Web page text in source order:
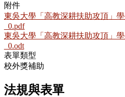
附件
東吳大學「高教深耕扶助攻頂」
_0.pdf
東吳大學「高教深耕扶助攻頂」
_0.odt
表單類型
校外獎補助
法規與表單